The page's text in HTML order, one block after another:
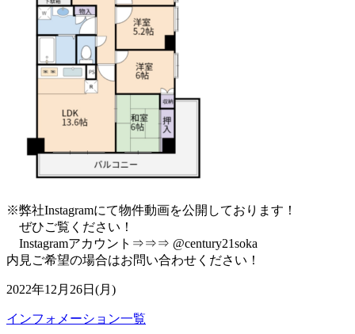
※弊社Instagramにて物件動画を公開しております！
ぜひご覧ください！
Instagramアカウント⇒⇒⇒ @century21soka
内見ご希望の場合はお問い合わせください！
2022年12月26日(月)
インフォメーション一覧